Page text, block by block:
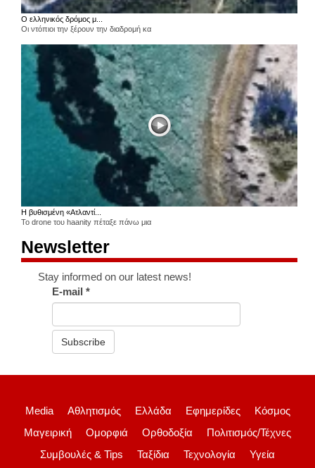
Ο ελληνικός δρόμος μ...
Οι ντόπιοι την ξέρουν την διαδρομή κα
Η βυθισμένη «Ατλαντί...
Το drone του haanity πέταξε πάνω μια
Newsletter
Stay informed on our latest news!
E-mail*
Subscribe
Media Αθλητισμός Ελλάδα Εφημερίδες
Κόσμος
Μαγειρική
Ομορφιά Ορθοδοξία
Πολιτισμός/Τέχνες
Συμβουλές & Tips
Ταξίδια Τεχνολογία Υγεία